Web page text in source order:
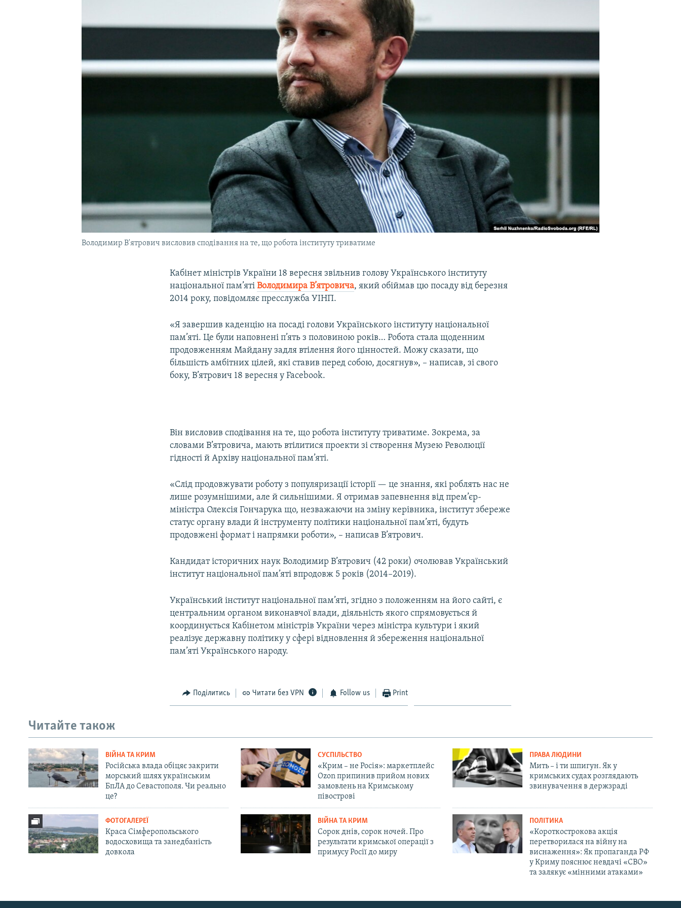
Русский
Володимир В'ятрович висловив сподівання на те, що робота інституту триватиме
Кабінет міністрів України 18 вересня звільнив голову Українського інституту
національної пам’ятіВолодимира В’ятровича, який обіймав цю посаду від березня
2014 року, повідомляє пресслужба УІНП.
«Я завершив каденцію на посаді голови Українського інституту національної
пам’яті. Це були наповнені п’ять з половиною років… Робота стала щоденним
продовженням Майдану задля втілення його цінностей. Можу сказати, що
більшість амбітних цілей, які ставив перед собою, досягнув», – написав, зі свого
боку, В’ятрович 18 вересня у Facebook.
Він висловив сподівання на те, що робота інституту триватиме. Зокрема, за
словами В’ятровича, мають втілитися проекти зі створення Музею Революції
гідності й Архіву національної пам’яті.
«Слід продовжувати роботу з популяризації історії — це знання, які роблять нас не
лише розумнішими, але й сильнішими. Я отримав запевнення від прем’єр-
міністра Олексія Гончарука що, незважаючи на зміну керівника, інститут збереже
статус органу влади й інструменту політики національної пам’яті, будуть
продовжені формат і напрямки роботи», – написав В’ятрович.
Кандидат історичних наук Володимир В’ятрович (42 роки) очолював Український
інститут національної пам’яті впродовж 5 років (2014–2019).
Український інститут національної пам’яті, згідно з положенням на його сайті, є
центральним органом виконавчої влади, діяльність якого спрямовується й
координується Кабінетом міністрів України через міністра культури і який
реалізує державну політику у сфері відновлення й збереження національної
пам’яті Українського народу.
Поділитись Читати без VPN Follow us Print
Читайте також
ВІЙНА ТА КРИМ
Російська влада обіцяє закрити
морський шлях українським
БпЛА до Севастополя. Чи реально
це?
СУСПІЛЬСТВО
«Крим – не Росія»: маркетплейс
Ozon припинив прийом нових
замовлень на Кримському
півострові
ПРАВА ЛЮДИНИ
Мить – і ти шпигун. Як у
кримських судах розглядають
звинувачення в держзраді
ФОТОГАЛЕРЕЇ
Краса Сімферопольського
водосховища та занедбаність
довкола
ВІЙНА ТА КРИМ
Сорок днів, сорок ночей. Про
результати кримської операції з
примусу Росії до миру
ПОЛІТИКА
«Короткострокова акція
перетворилася на війну на
виснаження»: Як пропаганда РФ
у Криму пояснює невдачі «СВО»
та залякує «мінними атаками»